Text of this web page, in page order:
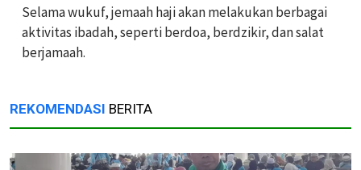
Selama wukuf, jemaah haji akan melakukan berbagai
aktivitas ibadah, seperti berdoa, berdzikir, dan salat
berjamaah.
REKOMENDASI BERITA